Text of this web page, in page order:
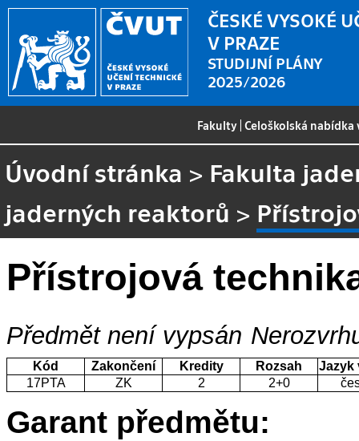
ČESKÉ VYSOKÉ
V PRAZE
STUDIJNÍ PLÁNY
2025/2026
Fakulty |Celoškolská
Úvodní stránka > Fakulta
jaderných reaktorů >
Přístrojová
Předmět není vypsán
Kód Zakončení Kredity Rozsah
Jazyk
17PTA
ZK 2 2+0
Garant předmětu: